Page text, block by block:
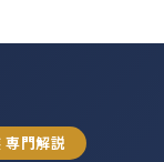
門解説